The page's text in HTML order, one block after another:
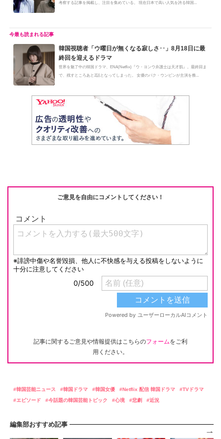
考察する記事を掲載し、注目を集めている。 現在日本で高い人気を誇る韓国...
韓国視聴者「ウ曜日が無くなる寂しさ･･」8月18日に最
終回を迎えるドラマ
世界を魅了中の韓国ドラマ、ENA(Netflix)『ウ・ヨンウ弁護士は天才肌』。最終回ま
で、残すところあと2話となってしまった。 女優のパク・ウンビンが主演を務...
ご意見を自由にコメントしてください！
記事に関するご意見や情報提供はこちらのフォームをご利
用ください。
韓国芸能ニュース 韓国ドラマ 韓国女優 Netflix 配信 韓国ドラマ
TVドラマ
エピソード
今話題の韓国芸能トピック 心境 悲劇 近況
編集部おすすめ記事